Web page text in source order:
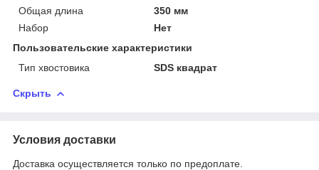
Общая длина
350 мм
Набор
Нет
Пользовательские характеристики
Тип хвостовика
SDS квадрат
Скрыть
Условия доставки
Доставка осуществляется только по предоплате.